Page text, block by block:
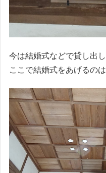
今は結婚式などで貸し出
ここで結婚式をあげるのは